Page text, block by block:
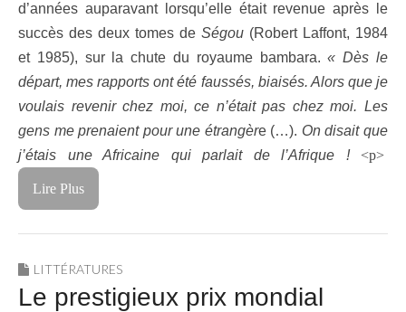
d’années auparavant lorsqu’elle était revenue après le
succès des deux tomes de Ségou (Robert Laffont, 1984
et 1985), sur la chute du royaume bambara.« Dès le
départ, mes rapports ont été faussés, biaisés. Alors que je
voulais revenir chez moi, ce n’était pas chez moi. Les
gens me prenaient pour une étrangère (…). On disait que
j’étais une Africaine qui parlait de l’Afrique ! <p>
Lire Plus
LITTÉRATURES
Le prestigieux prix mondial